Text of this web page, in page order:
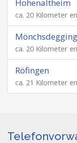
Hohenaltheim
ca. 20 Kilometer
ca. 20 Kilometer
Röfingen
ca. 21 Kilometer